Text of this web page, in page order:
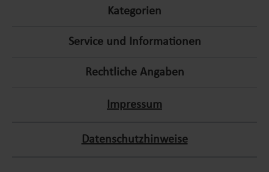
Kategorien
Service und Informationen
Rechtliche Angaben
Impressum
Datenschutzhinweise